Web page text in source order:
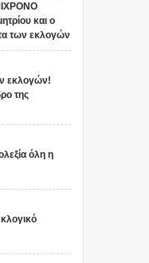
και ο
των εκλογών
εκλογών!
της
όλη η